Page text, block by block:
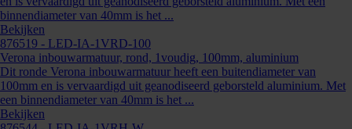
binnendiameter van 40mm is het ...
Bekijken
876519 - LED-IA-1VRD-100
Verona inbouwarmatuur, rond, 1voudig, 100mm, aluminium
Dit ronde Verona inbouwarmatuur heeft een buitendiameter van
100mm en is vervaardigd uit geanodiseerd geborsteld aluminium. Met
een binnendiameter van 40mm is het ...
Bekijken